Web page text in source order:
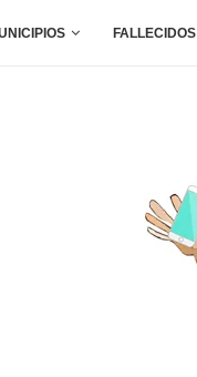
FALLECIDOS